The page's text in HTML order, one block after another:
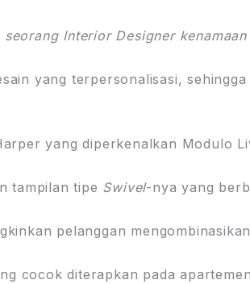
Interior Designer
yang terpersonalisasi,
yang diperkenalkan Modulo
tampilan tipe Swivel-nya yang
pelanggan
cocok diterapkan pada